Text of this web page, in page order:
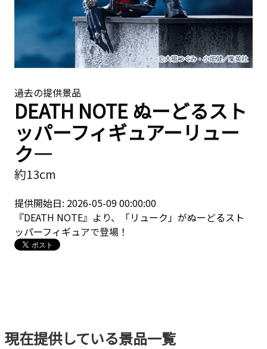
過去の提供景品
DEATH NOTE ぬーどるスト
ッパーフィギュアーリュー
ク―
約13cm
提供開始日: 2026-05-09 00:00:00
『DEATH NOTE』より、「リューク」がぬーどるスト
ッパーフィギュアで登場！
現在提供している景品一覧